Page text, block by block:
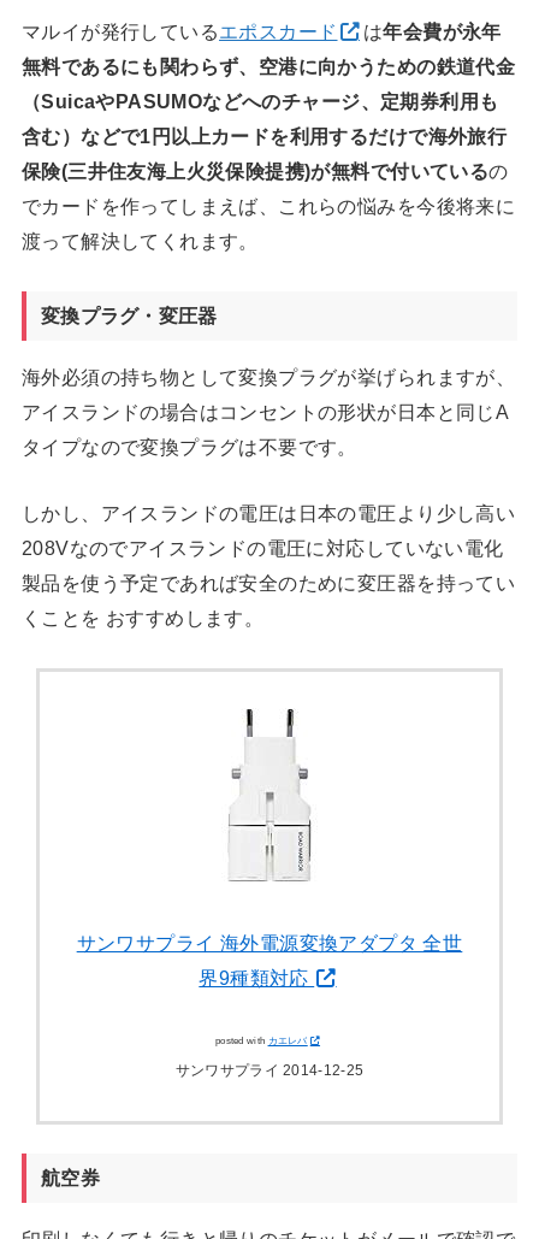
マルイが発行しているエポスカード は年会費が永年
無料であるにも関わらず、空港に向かうための鉄道代金
（SuicaやPASUMOなどへのチャージ、定期券利用も
含む）などで1円以上カードを利用するだけで海外旅行
保険(三井住友海上火災保険提携)が無料で付いているの
でカードを作ってしまえば、これらの悩みを今後将来に
渡って解決してくれます。
変換プラグ・変圧器
海外必須の持ち物として変換プラグが挙げられますが、
アイスランドの場合はコンセントの形状が日本と同じA
タイプなので変換プラグは不要です。
しかし、アイスランドの電圧は日本の電圧より少し高い
208Vなのでアイスランドの電圧に対応していない電化
製品を使う予定であれば安全のために変圧器を持ってい
くことを おすすめします。
サンワサプライ 海外電源変換アダプタ 全世
界9種類対応
posted with カエレバ
サンワサプライ 2014-12-25
航空券